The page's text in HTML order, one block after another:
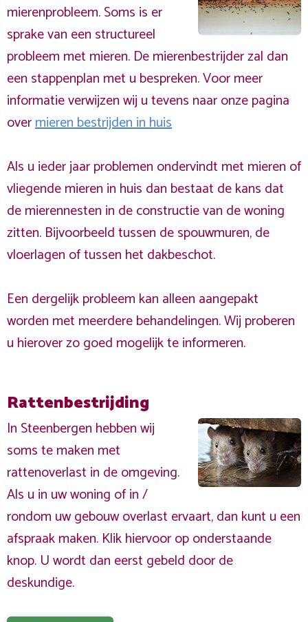
mierenprobleem. Soms is er
sprake van een structureel
probleem met mieren. De mierenbestrijder zal dan
een stappenplan met u bespreken. Voor meer
informatie verwijzen wij u tevens naar onze pagina
overmieren bestrijden in huis
Als u ieder jaar problemen ondervindt met mieren of
vliegende mieren in huis dan bestaat de kans dat
de mierennesten in de constructie van de woning
zitten. Bijvoorbeeld tussen de spouwmuren, de
vloerlagen of tussen het dakbeschot.
Een dergelijk probleem kan alleen aangepakt
worden met meerdere behandelingen. Wij proberen
u hierover zo goed mogelijk te informeren.
Rattenbestrijding
In Steenbergen hebben wij
soms te maken met
rattenoverlast in de omgeving.
Als u in uw woning of in /
rondom uw gebouw overlast ervaart, dan kunt u een
afspraak maken. Klik hiervoor op onderstaande
knop. U wordt dan eerst gebeld door de
deskundige.